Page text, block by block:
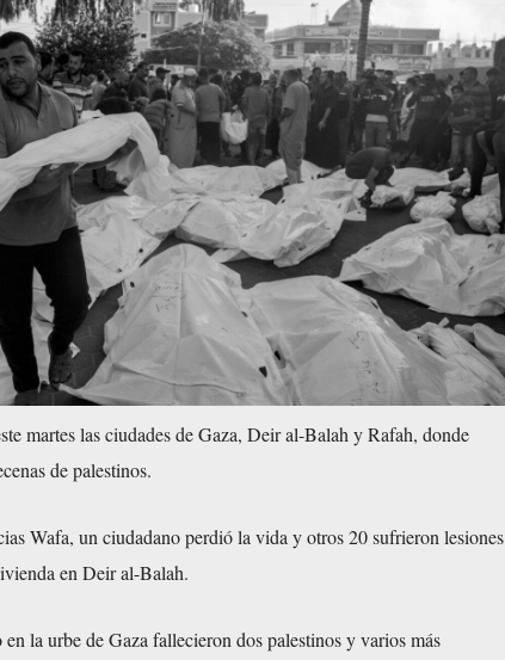
martes las ciudades de Gaza, Deir al-Balah y Rafah, donde
de palestinos.
Wafa, un ciudadano perdió la vida y otros 20 sufrieron lesiones
en Deir al-Balah.
la urbe de Gaza fallecieron dos palestinos y varios más